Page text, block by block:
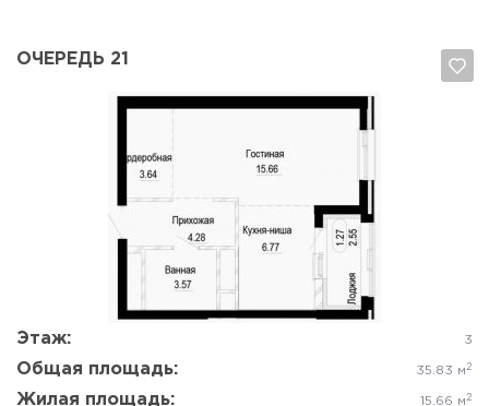
ОЧЕРЕДЬ 21
Этаж: 3
Общая площадь: 35.83 м 2
Жилая площадь: 15.66 м 2
Отмена